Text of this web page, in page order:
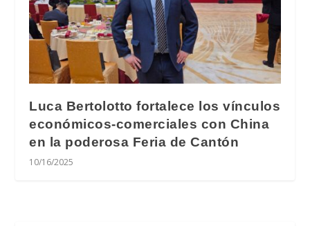
Luca Bertolotto fortalece los vínculos
económicos-comerciales con China
en la poderosa Feria de Cantón
10/16/2025